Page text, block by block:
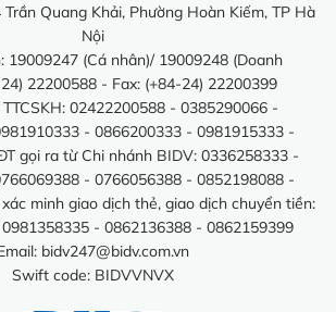
Quang Khải, Phường Hoàn Kiếm, TP Hà
Nội
19009247 (Cá nhân)/ 19009248 (Doanh
22200588 - Fax: (+84-24) 22200399
02422200588 - 0385290066 -
- 0866200333 - 0981915333 -
gọi ra từ Chi nhánh BIDV: 0336258333 -
- 0766056388 - 0852198088 -
minh giao dịch thẻ, giao dịch chuyển tiền:
- 0862136388 - 0862159399
bidv247@bidv.com.vn
Swift code: BIDVVNVX